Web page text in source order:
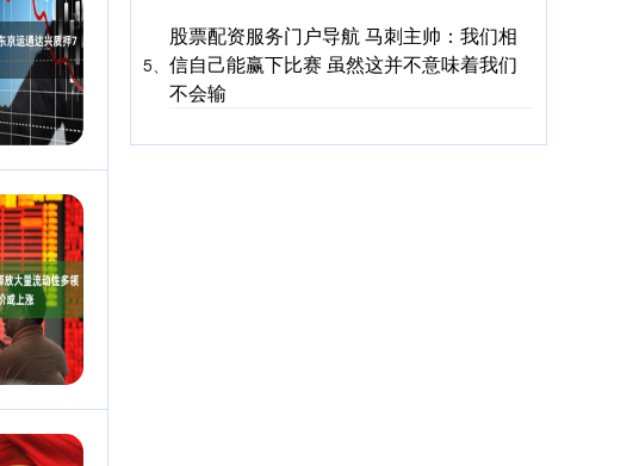
5、
股票配资服务门户导航 马刺主帅：我们相
信自己能赢下比赛 虽然这并不意味着我们
不会输